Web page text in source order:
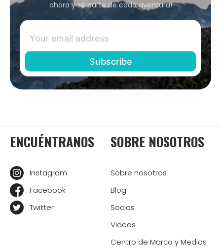
ahora y sé parte de cada aventura!
ENCUÉNTRANOS
Instagram
Facebook
Twitter
SOBRE NOSOTROS
Sobre nosotros
Blog
Socios
Videos
Centro de Marca y Medios